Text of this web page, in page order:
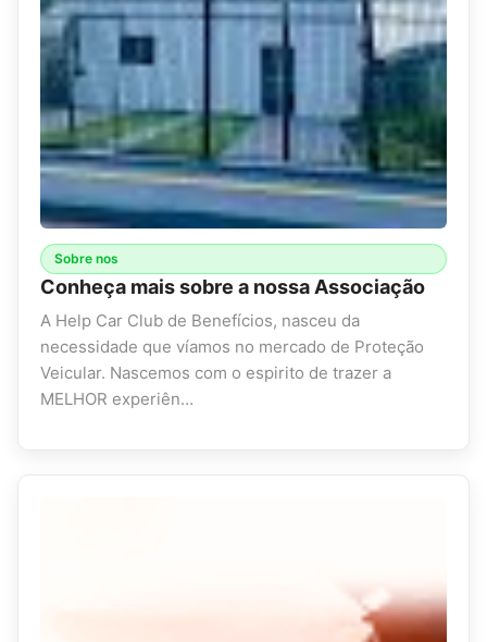
Sobre nos
Conheça mais sobre a nossa Associação
A Help Car Club de Benefícios, nasceu da
necessidade que víamos no mercado de Proteção
Veicular. Nascemos com o espirito de trazer a
MELHOR experiên…